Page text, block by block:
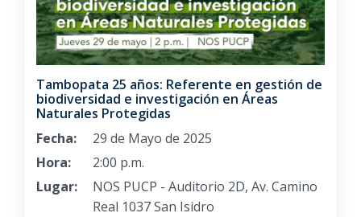
Tambopata 25 años: Referente en gestión de
biodiversidad e investigación en Áreas
Naturales Protegidas
Fecha:
29 de Mayo de 2025
Hora:
2:00 p.m.
Lugar:
NOS PUCP - Auditorio 2D, Av. Camino
Real 1037 San Isidro